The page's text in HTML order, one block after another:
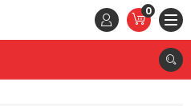
0
STAVKE
0,
RSD